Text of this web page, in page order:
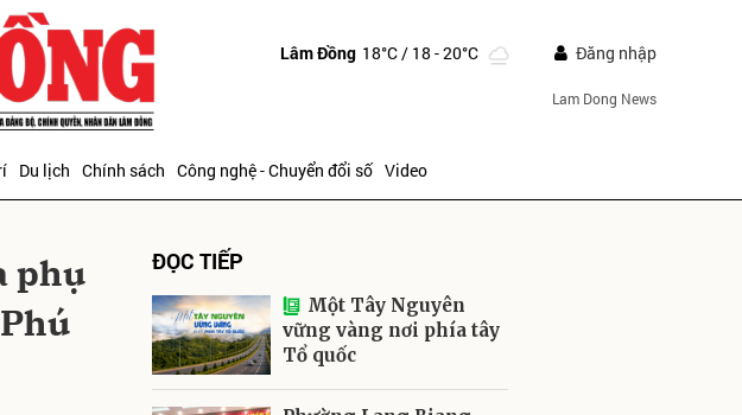
Lâm Đồng 18°C/ 18 - 20°C Đăng nhập
Lam Dong News
Du lịch Chính sách Công nghệ - Chuyển đổi số Video
phụ
ĐỌC TIẾP
Một Tây Nguyên
vững vàng nơi phía tây
Tổ quốc
Gửi